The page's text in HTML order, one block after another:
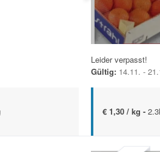
Leider verpasst!
Gültig: 14.11. -
€ 1,30 / kg -